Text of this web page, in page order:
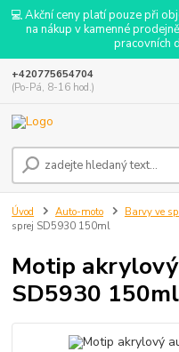
💻 Akční ceny platí pouze při
na nákup v kamenné
pracovních
+420775654704
(Po-Pá, 8-16 hod.)
Úvod Auto-moto Barvy ve
sprej SD5930 150ml
Motip
SD5930 150ml